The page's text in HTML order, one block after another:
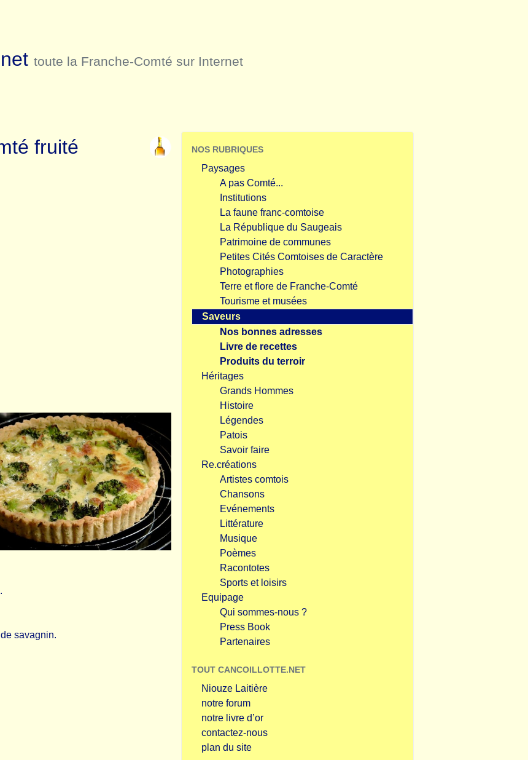
toute la Franche-Comté sur Internet
fruité
savagnin.
NOS RUBRIQUES
Paysages
A pas Comté...
Institutions
La faune franc-comtoise
La République du Saugeais
Patrimoine de communes
Petites Cités Comtoises de Caractère
Photographies
Terre et flore de Franche-Comté
Tourisme et musées
Saveurs
Nos bonnes adresses
Livre de recettes
Produits du terroir
Héritages
Grands Hommes
Histoire
Légendes
Patois
Savoir faire
Re.créations
Artistes comtois
Chansons
Evénements
Littérature
Musique
Poèmes
Racontotes
Sports et loisirs
Equipage
Qui sommes-nous ?
Press Book
Partenaires
TOUT CANCOILLOTTE.NET
Niouze Laitière
notre forum
notre livre d’or
contactez-nous
plan du site